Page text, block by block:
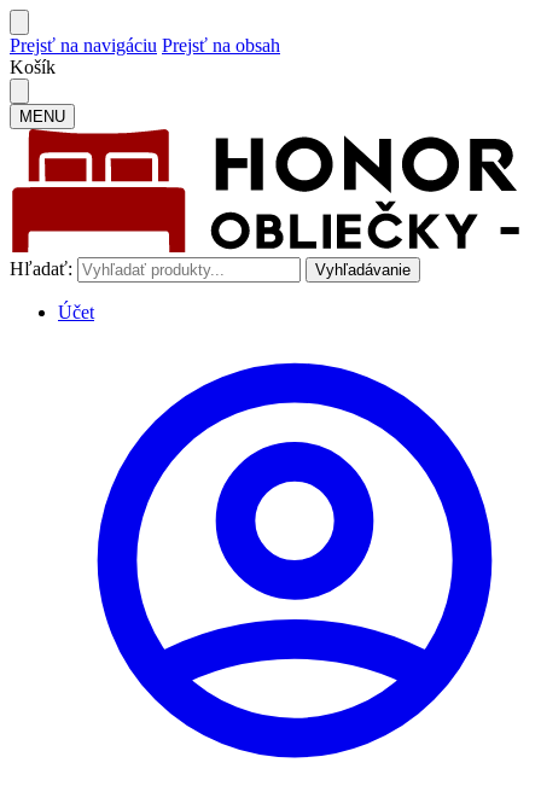
Prejsť na navigáciu Prejsť na obsah
Košík
MENU
Hľadať: Vyhľadávanie
Účet